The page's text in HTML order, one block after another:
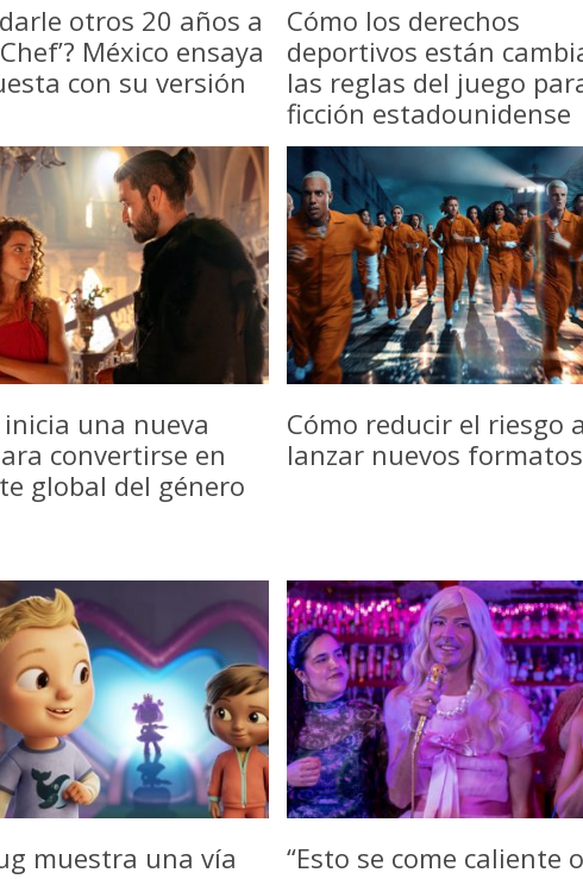
otros 20 años a
México ensaya
con su versión
Cómo los derechos
deportivos están
las reglas del juego
ficción estadounidense
una nueva
convertirse en
global del género
Cómo reducir el riesgo
lanzar nuevos formatos
muestra una vía
“Esto se come caliente